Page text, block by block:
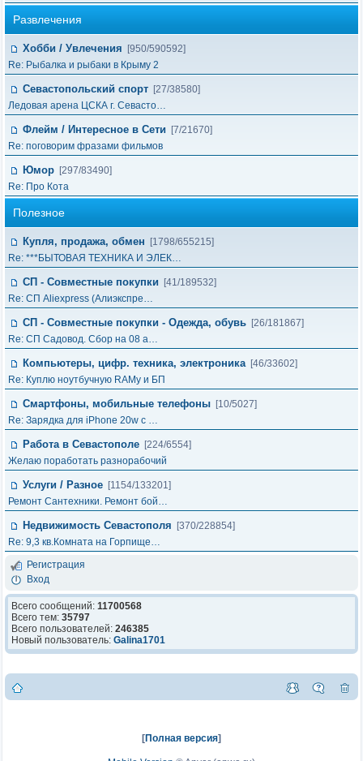
Развлечения
Хобби / Увлечения
[950/590592]
Re: Рыбалка и рыбаки в Крыму 2
Севастопольский спорт [27/38580]
Ледовая арена ЦСКА г. Севасто…
Флейм / Интересное в Cети
[7/21670]
Re: поговорим фразами фильмов
Юмор [297/83490]
Re: Про Кота
Полезное
Купля, продажа, обмен
[1798/655215]
Re: ***БЫТОВАЯ ТЕХНИКА И ЭЛЕК…
СП - Совместные покупки
[41/189532]
Re: СП Aliexpress (Алиэкспре…
СП - Совместные покупки - Одежда, обувь [26/181867]
Re: СП Садовод. Сбор на 08 а…
Компьютеры, цифр. техника, электроника [46/33602]
Re: Куплю ноутбучную RAMу и БП
Смартфоны, мобильные телефоны [10/5027]
Re: Зарядка для iPhone 20w с …
Работа в Севастополе [224/6554]
Желаю поработать разнорабочий
Услуги / Разное [1154/133201]
Ремонт Сантехники. Ремонт бой…
Недвижимость Севастополя
[370/228854]
Re: 9,3 кв.Комната на Горпище…
Регистрация
Вход
Всего сообщений: 11700568
Всего тем: 35797
Всего пользователей: 246385
Новый пользователь: Galina1701
[Полная версия]